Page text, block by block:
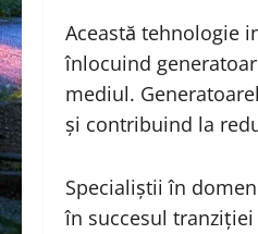
Această tehnologie
înlocuind
mediul.
și contribuind la
Specialiștii în
în succesul